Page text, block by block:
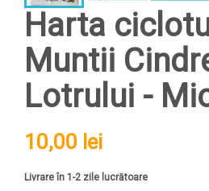
Harta
Muntii
Lotrului -
10,00 lei
Livrare în 1-2 zile lucrătoare